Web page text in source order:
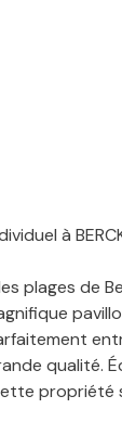
à
plages de
qualité.
propriété